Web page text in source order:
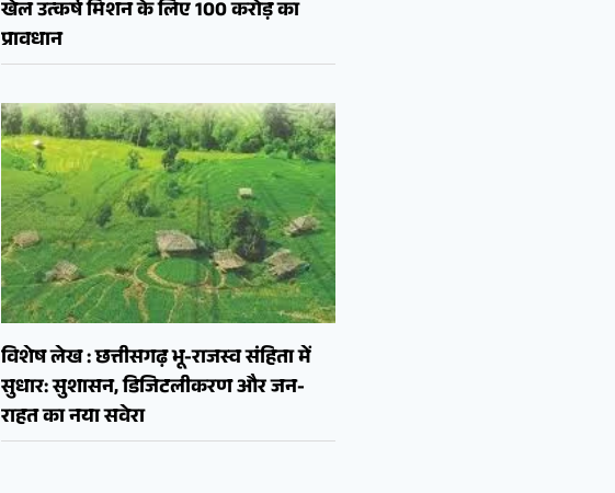
खेल उत्कर्ष मिशन के लिए 100 करोड़ का
प्रावधान
विशेष लेख : छत्तीसगढ़ भू-राजस्व संहिता में
सुधार: सुशासन, डिजिटलीकरण और जन-
राहत का नया सवेरा